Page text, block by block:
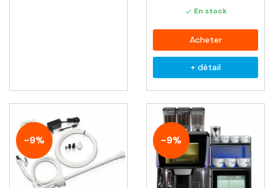
 En stock
Acheter
+ détail
-9% -9%